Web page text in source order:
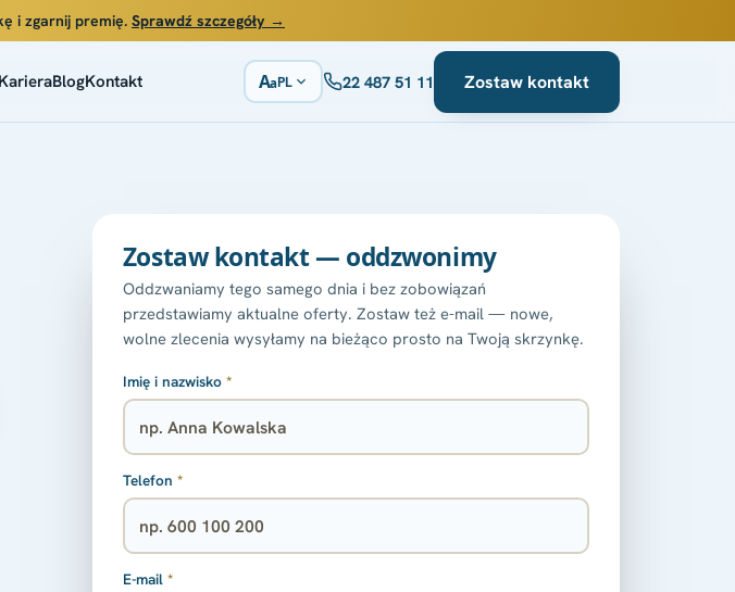
i zgarnij premię. Sprawdź szczegóły →
KarieraBlogKontakt AaPL 22 487 51 11 Zostaw kontakt
Zostaw kontakt — oddzwonimy
Oddzwaniamy tego samego dnia i bez zobowiązań
przedstawiamy aktualne oferty. Zostaw też e-mail — nowe,
wolne zlecenia wysyłamy na bieżąco prosto na Twoją skrzynkę.
Imię i nazwisko *
Telefon *
E-mail *